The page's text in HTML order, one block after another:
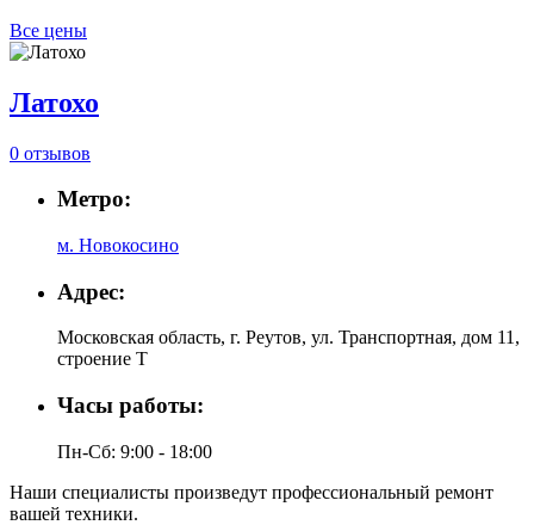
Все цены
Латохо
0 отзывов
Метро:
м. Новокосино
Адрес:
Московская область, г. Реутов, ул. Транспортная, дом 11,
строение Т
Часы работы:
Пн-Сб: 9:00 - 18:00
Наши специалисты произведут профессиональный ремонт
вашей техники.